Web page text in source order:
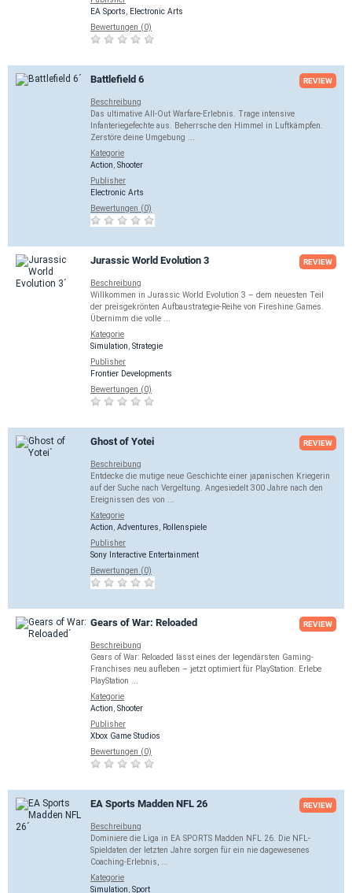
EA Sports
Electronic Arts
Bewertungen (0)
Battlefield 6 REVIEW
Beschreibung
Das ultimative All-Out Warfare-Erlebnis. Trage intensive
Infanteriegefechte aus. Beherrsche den Himmel in Luftkämpfen.
Zerstöre deine Umgebung ...
Kategorie
Action Shooter
Publisher
Electronic Arts
Bewertungen (0)
Jurassic World Evolution 3 REVIEW
Beschreibung
Willkommen in Jurassic World Evolution 3 – dem neuesten Teil
der preisgekrönten Aufbaustrategie-Reihe von Fireshine Games.
Übernimm die volle ...
Kategorie
Simulation Strategie
Publisher
Frontier Developments
Bewertungen (0)
Ghost of Yotei REVIEW
Beschreibung
Entdecke die mutige neue Geschichte einer japanischen Kriegerin
auf der Suche nach Vergeltung. Angesiedelt 300 Jahre nach den
Ereignissen des von ...
Kategorie
Action Adventures
Rollenspiele
Publisher
Sony Interactive Entertainment
Bewertungen (0)
Gears of War: Reloaded REVIEW
Beschreibung
Gears of War: Reloaded lässt eines der legendärsten Gaming-
Franchises neu aufleben – jetzt optimiert für PlayStation. Erlebe
PlayStation ...
Kategorie
Action Shooter
Publisher
Xbox Game Studios
Bewertungen (0)
EA Sports Madden NFL 26 REVIEW
Beschreibung
Dominiere die Liga in EA SPORTS Madden NFL 26. Die NFL-
Spieldaten der letzten Jahre sorgen für ein nie dagewesenes
Coaching-Erlebnis, ...
Kategorie
Simulation Sport